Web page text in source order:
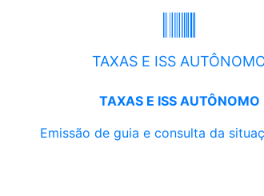
TAXAS E ISS
TAXAS E ISS AUTÔNOMO
Emissão de guia e consulta da